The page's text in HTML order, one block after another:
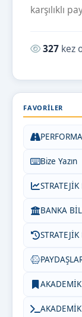
karşılıklı
Okunma
327 kez
FAVORILER
Bize Yazın
STRATEJİK
BANKA